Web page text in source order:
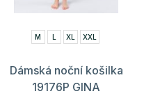
M L XL XXL
Dámská noční košilka
19176P GINA